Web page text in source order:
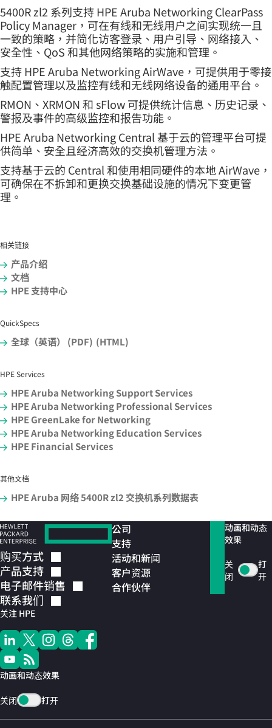
5400R zl2 系列支持 HPE Aruba Networking ClearPass
Policy Manager，可在有线和无线用户之间实现统一且
一致的策略，并简化访客登录、用户引导、网络接入、
安全性、QoS 和其他网络策略的实施和管理。
支持 HPE Aruba Networking AirWave，可提供用于零接
触配置管理以及监控有线和无线网络设备的通用平台。
RMON、XRMON 和 sFlow 可提供统计信息、历史记录、
警报及事件的高级监控和报告功能。
HPE Aruba Networking Central 基于云的管理平台可提
供简单、安全且经济高效的交换机管理方法。
支持基于云的 Central 和使用相同硬件的本地 AirWave，
可确保在不拆卸和更换交换基础设施的情况下变更管
理。
相关链接
产品介绍
文档
HPE 支持中心
QuickSpecs
全球（英语） (PDF) (HTML)
HPE Services
HPE Aruba Networking Support Services
HPE Aruba Networking Professional Services
HPE GreenLake for Networking
HPE Aruba Networking Education Services
HPE Financial Services
其他文档
HPE Aruba 网络 5400R zl2 交换机系列数据表
购买方式
产品支持
电子邮件销售
联系我们
关注 HPE
动画和动态效果
关闭 打开
公司
支持
活动和新闻
客户资源
合作伙伴
动画和动态
效果
关
闭
打
开